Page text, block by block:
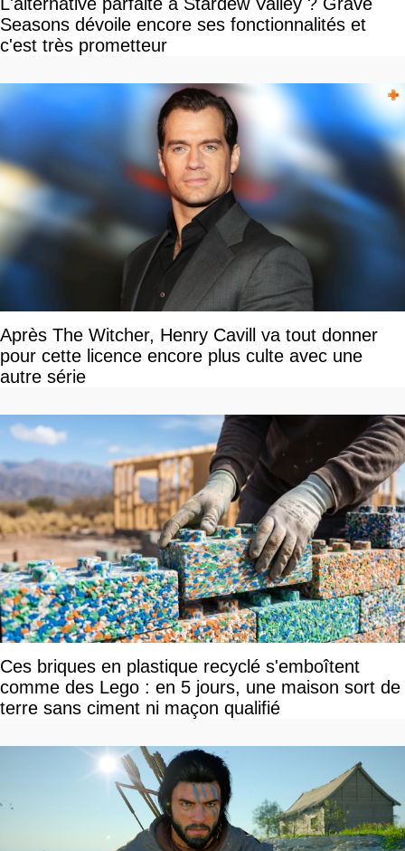
Seasons dévoile encore ses fonctionnalités et
c'est très prometteur
Après The Witcher, Henry Cavill va tout donner
pour cette licence encore plus culte avec une
autre série
Ces briques en plastique recyclé s'emboîtent
comme des Lego : en 5 jours, une maison sort de
terre sans ciment ni maçon qualifié